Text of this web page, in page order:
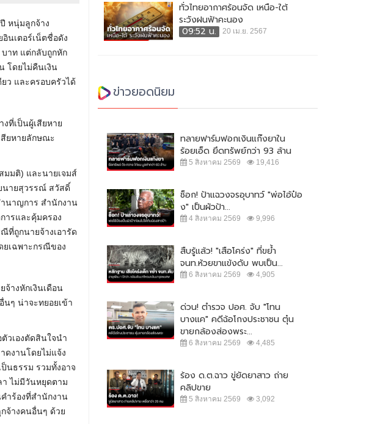
หนุ่มลูกจ้าง
นเตอร์เน็ตชื่อดัง
บาท แต่กลับถูกหัก
โดยไม่คืนเงิน
ว และครอบครัวได้
ที่เป็นผู้เสียหาย
สียหายลักษณะ
มมติ) และนายเจมส์
นายสุวรรณ์ สวัสดิ์
นาญการ สำนักงาน
ารและคุ้มครอง
ที่ถูกนายจ้างเอารัด
ยเฉพาะกรณีของ
จ้างหักเงินเดือน
ๆ น่าจะทยอยเข้า
วเองตัดสินใจนำ
ดงานโดยไม่แจ้ง
นธรรม รวมทั้งอาจ
า ไม่มีวันหยุดตาม
ำร้องที่สำนักงาน
จ้างคนอื่นๆ ด้วย
ทั่วไทยอากาศร้อนจัด เหนือ-ใต้
ระวังฝนฟ้าคะนอง
09:52 น.
20 เม.ย. 2567
ข่าวยอดนิยม
ทลายฟาร์มฟอกเงินแก๊งยาใน
ร้อยเอ็ด ยึดทรัพย์กว่า 93 ล้าน
5 สิงหาคม 2569 19,416
ช็อก! ป้าแฉวงจรอุบาทว์ "พ่อไอ้ป๋อ
ง" เป็นผัวป้า...
4 สิงหาคม 2569 9,996
สืบรู้แล้ว! "เสือโคร่ง" ที่ขย้ำ
จนท.ห้วยขาแข้งดับ พบเป็น...
6 สิงหาคม 2569 4,905
ด่วน! ตำรวจ ปอศ. จับ "โทน
บางแค" คดีฉ้อโกงประชาชน ตุ๋น
ขายกล้องส่องพระ...
6 สิงหาคม 2569 4,485
ร้อง ด.ต.ฉาว ขู่ยัดยาสาว ถ่าย
คลิปขาย
5 สิงหาคม 2569 3,092